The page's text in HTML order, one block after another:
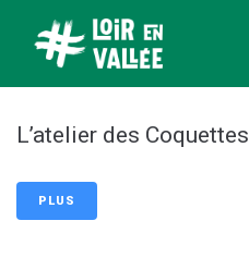
principal
L’atelier des Coquettes
PLUS